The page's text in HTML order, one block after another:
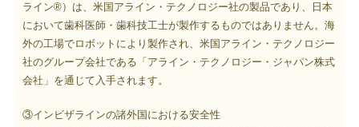
ライン®）は、米国アライン・テクノロジー社の製品であり、日本
において歯科医師・歯科技工士が製作するものではありません。海
外の工場でロボットにより製作され、米国アライン・テクノロジー
社のグループ会社である「アライン・テクノロジー・ジャパン株式
会社」を通じて入手されます。
③インビザラインの諸外国における安全性